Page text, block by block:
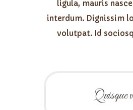
ligula, mauris
interdum. Dignissim
volutpat. Id
Quisque